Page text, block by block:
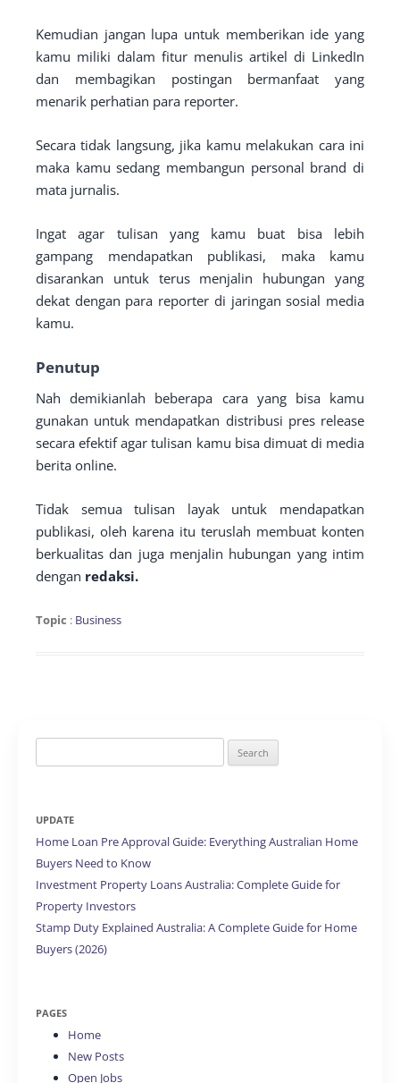
Kemudian jangan lupa untuk memberikan ide yang
kamu miliki dalam fitur menulis artikel di LinkedIn
dan membagikan postingan bermanfaat yang
menarik perhatian para reporter.
Secara tidak langsung, jika kamu melakukan cara ini
maka kamu sedang membangun personal brand di
mata jurnalis.
Ingat agar tulisan yang kamu buat bisa lebih
gampang mendapatkan publikasi, maka kamu
disarankan untuk terus menjalin hubungan yang
dekat dengan para reporter di jaringan sosial media
kamu.
Penutup
Nah demikianlah beberapa cara yang bisa kamu
gunakan untuk mendapatkan distribusi pres release
secara efektif agar tulisan kamu bisa dimuat di media
berita online.
Tidak semua tulisan layak untuk mendapatkan
publikasi, oleh karena itu teruslah membuat konten
berkualitas dan juga menjalin hubungan yang intim
dengan redaksi.
Topic : Business
for:
UPDATE
Home Loan Pre Approval Guide: Everything Australian Home
Buyers Need to Know
Investment Property Loans Australia: Complete Guide for
Property Investors
Stamp Duty Explained Australia: A Complete Guide for Home
Buyers (2026)
PAGES
Home
New Posts
Open Jobs